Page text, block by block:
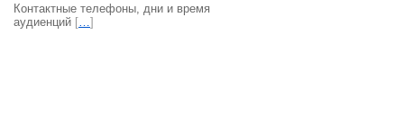
Контактные телефоны, дни и время
аудиенций […]